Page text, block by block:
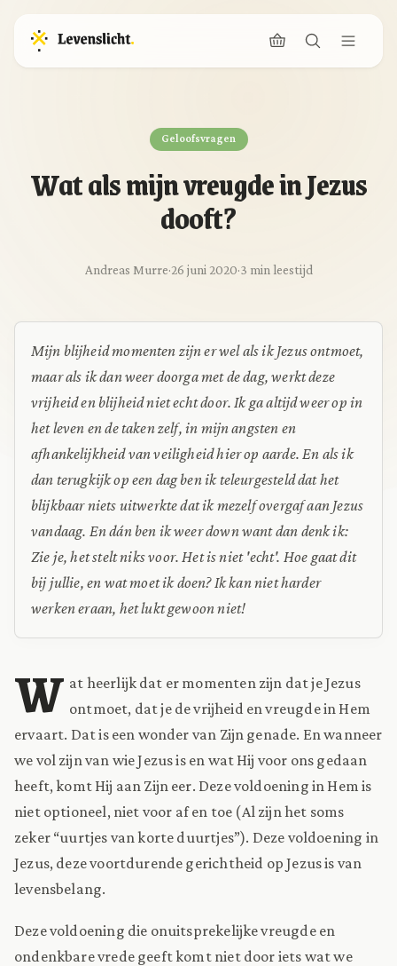
Geloofsvragen
Wat als mijn vreugde in Jezus
dooft?
Andreas Murre·26 juni 2020·3 min leestijd
Mijn blijheid momenten zijn er wel als ik Jezus ontmoet,
maar als ik dan weer doorga met de dag, werkt deze
vrijheid en blijheid niet echt door. Ik ga altijd weer op in
het leven en de taken zelf, in mijn angsten en
afhankelijkheid van veiligheid hier op aarde. En als ik
dan terugkijk op een dag ben ik teleurgesteld dat het
blijkbaar niets uitwerkte dat ik mezelf overgaf aan Jezus
vandaag. En dán ben ik weer down want dan denk ik:
Zie je, het stelt niks voor. Het is niet 'echt'. Hoe gaat dit
bij jullie, en wat moet ik doen? Ik kan niet harder
werken eraan, het lukt gewoon niet!
W at heerlijk dat er momenten zijn dat je Jezus
ontmoet, dat je de vrijheid en vreugde in Hem
ervaart. Dat is een wonder van Zijn genade. En wanneer
we vol zijn van wie Jezus is en wat Hij voor ons gedaan
heeft, komt Hij aan Zijn eer. Deze voldoening in Hem is
niet optioneel, niet voor af en toe (Al zijn het soms
zeker “uurtjes van korte duurtjes”). Deze voldoening in
Jezus, deze voortdurende gerichtheid op Jezus is van
levensbelang.
Deze voldoening die onuitsprekelijke vreugde en
ondenkbare vrede geeft komt niet door iets wat we